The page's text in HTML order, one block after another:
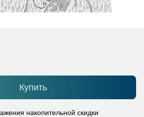
Купить
накопительной скидки